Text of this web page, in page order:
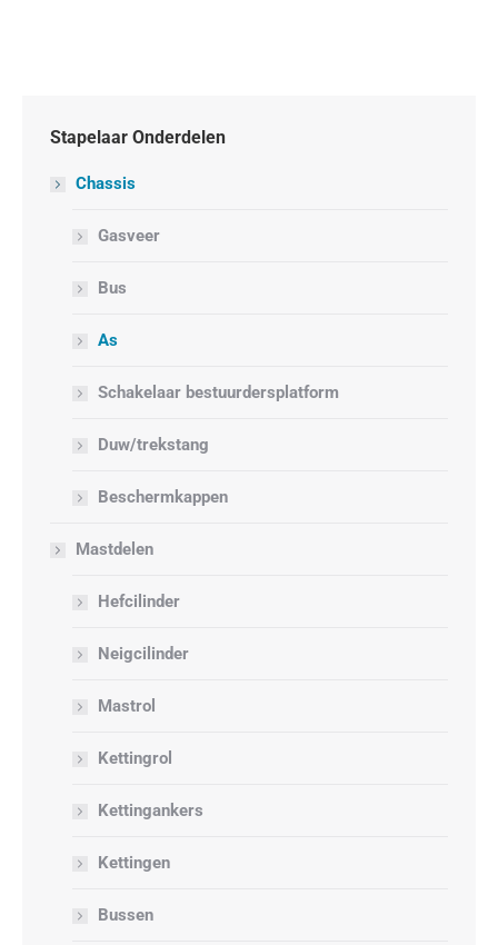
Stapelaar Onderdelen
Chassis
Gasveer
Bus
As
Schakelaar bestuurdersplatform
Duw/trekstang
Beschermkappen
Mastdelen
Hefcilinder
Neigcilinder
Mastrol
Kettingrol
Kettingankers
Kettingen
Bussen